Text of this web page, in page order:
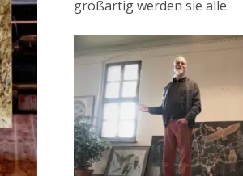
großartig werden sie alle.